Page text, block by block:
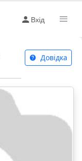
Вхід
Довідка